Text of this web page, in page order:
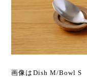
画像はDish M/Bowl S